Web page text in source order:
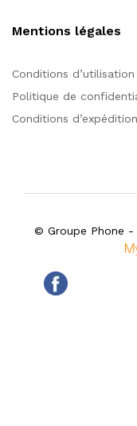
Mentions légales
Conditions d’utilisation
Politique de
Conditions
© Groupe Phone -